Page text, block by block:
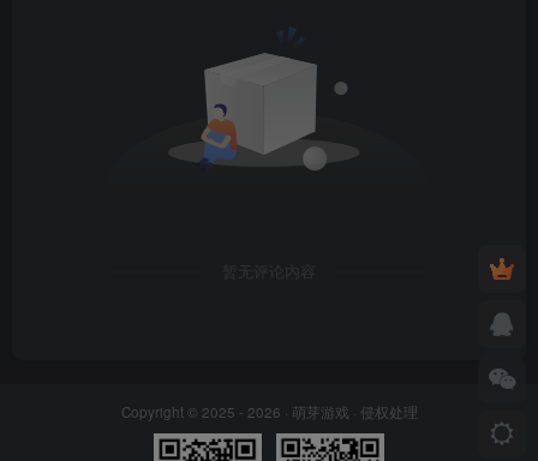
暂无评论内容
Copyright © 2025 - 2026 · 萌芽游戏 · 侵权处理